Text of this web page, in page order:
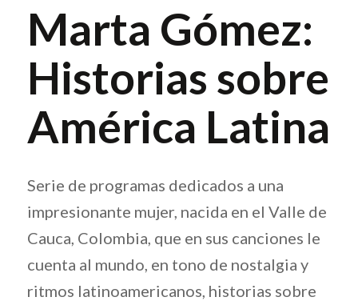
Marta Gómez:
Historias sobre
América Latina
Serie de programas dedicados a una
impresionante mujer, nacida en el Valle de
Cauca, Colombia, que en sus canciones le
cuenta al mundo, en tono de nostalgia y
ritmos latinoamericanos, historias sobre